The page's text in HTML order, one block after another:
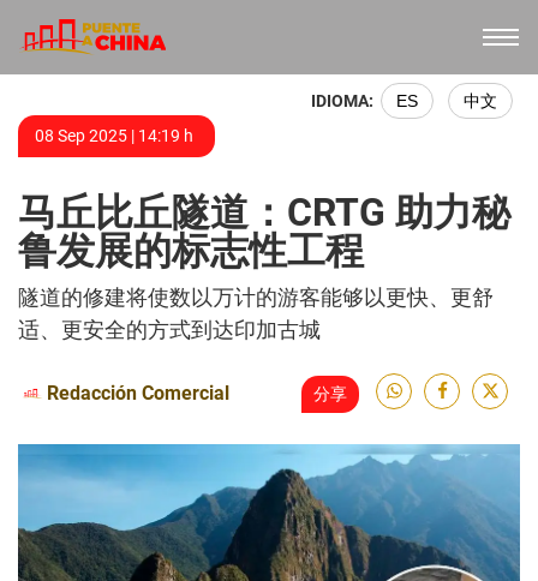
IDIOMA: ES
中文
08 Sep 2025 | 14:19 h
马丘比丘隧道：CRTG 助力秘
鲁发展的标志性工程
隧道的修建将使数以万计的游客能够以更快、更舒
适、更安全的方式到达印加古城
Redacción Comercial 分享